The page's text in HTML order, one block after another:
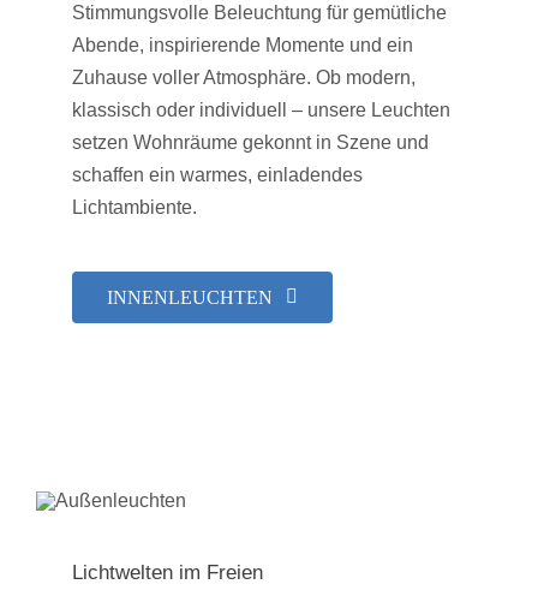
Stimmungsvolle Beleuchtung für gemütliche
Abende, inspirierende Momente und ein
Zuhause voller Atmosphäre. Ob modern,
klassisch oder individuell – unsere Leuchten
setzen Wohnräume gekonnt in Szene und
schaffen ein warmes, einladendes
Lichtambiente.
INNENLEUCHTEN
Lichtwelten im Freien